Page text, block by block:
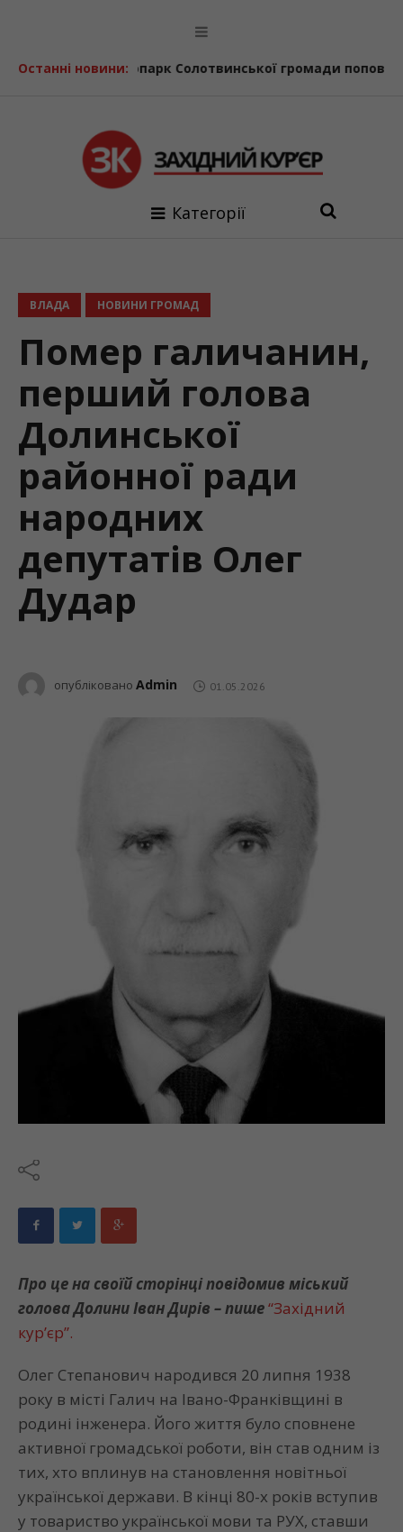
Останні новини:
Автопарк Солотвинської громади поповнив ще один
Категорії
ВЛАДА НОВИНИ ГРОМАД
Помер галичанин,
перший голова
Долинської
районної ради
народних
депутатів Олег
Дудар
опубліковано Admin 01.05.2026
Про це на своїй сторінці повідомив міський
голова Долини Іван Дирів – пише“Західний
кур’єр”.
Олег Степанович народився 20 липня 1938
року в місті Галич на Івано-Франківщині в
родині інженера. Його життя було сповнене
активної громадської роботи, він став одним із
тих, хто вплинув на становлення новітньої
української держави. В кінці 80-х років вступив
у товариство української мови та РУХ, ставши